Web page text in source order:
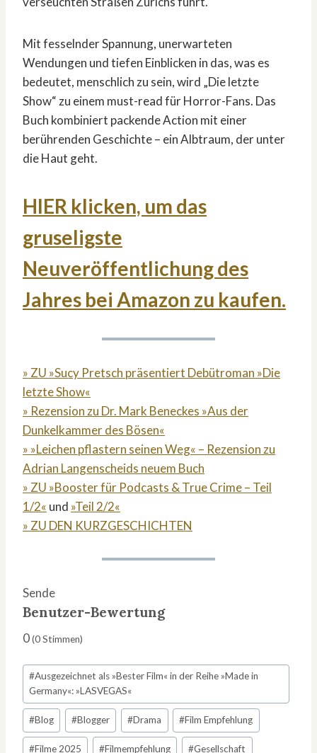
Mit fesselnder Spannung, unerwarteten
Wendungen und tiefen Einblicken in das, was es
bedeutet, menschlich zu sein, wird „Die letzte
Show“ zu einem must-read für Horror-Fans. Das
Buch kombiniert packende Action mit einer
berührenden Geschichte – ein Albtraum, der unter
die Haut geht.
HIER klicken, um das
gruseligste
Neuveröffentlichung des
Jahres bei Amazon zu kaufen.
» ZU »Sucy Pretsch präsentiert Debütroman »Die
letzte Show«
» Rezension zu Dr. Mark Beneckes »Aus der
Dunkelkammer des Bösen«
» »Leichen pflastern seinen Weg« – Rezension zu
Adrian Langenscheids neuem Buch
» ZU »Booster für Podcasts & True Crime – Teil
1/2« und »Teil 2/2«
» ZU DEN KURZGESCHICHTEN
Sende
Benutzer-Bewertung
0(0Stimmen)
Schlagworte:
#Ausgezeichnet als »Bester Film« in der Reihe »Made in
Germany«: »LASVEGAS«
#Blog #Blogger #Drama #Film Empfehlung
#Filme 2025 #Filmempfehlung #Gesellschaft